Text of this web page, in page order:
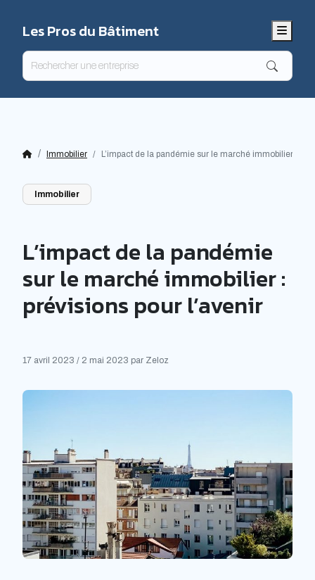
Les Pros du Bâtiment Menu
Immobilier L’impact de la pandémie sur le marché immobilier :
Immobilier
L’impact de la pandémie
sur le marché immobilier :
prévisions pour l’avenir
17 avril 2023 / 2 mai 2023 par Zeloz